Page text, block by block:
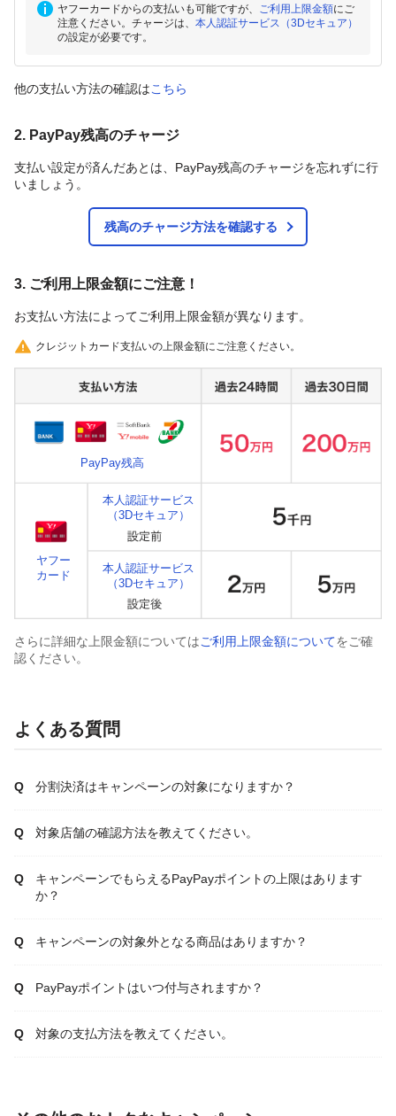
ヤフーカードからの支払いも可能ですが、 ご利用上限金額にご
注意ください。チャージは、 本人認証サービス（3Dセキュア）
の設定が必要です。
他の支払い方法の確認はこちら
2. PayPay残高のチャージ
支払い設定が済んだあとは、PayPay残高のチャージを忘れずに行
いましょう。
残高のチャージ方法を確認する
3. ご利用上限金額にご注意！
お支払い方法によってご利用上限金額が異なります。
クレジットカード支払いの上限金額にご注意ください。
PayPay残高
ヤフー
カード
本人認証サービス
（3Dセキュア）
本人認証サービス
（3Dセキュア）
さらに詳細な上限金額についてはご利用上限金額についてをご確
認ください。
よくある質問
分割決済はキャンペーンの対象になりますか？
対象店舗の確認方法を教えてください。
キャンペーンでもらえるPayPayポイントの上限はあります
か？
キャンペーンの対象外となる商品はありますか？
PayPayポイントはいつ付与されますか？
対象の支払方法を教えてください。